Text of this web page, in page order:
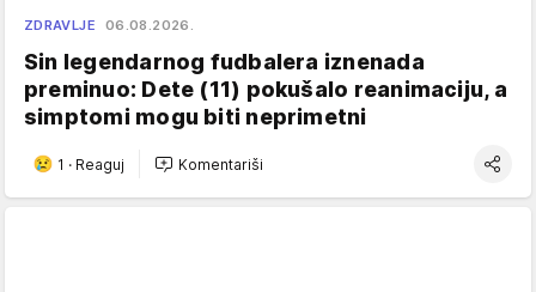
ZDRAVLJE 06.08.2026.
Sin legendarnog fudbalera iznenada
preminuo: Dete (11) pokušalo reanimaciju, a
simptomi mogu biti neprimetni
1 · Reaguj Komentariši